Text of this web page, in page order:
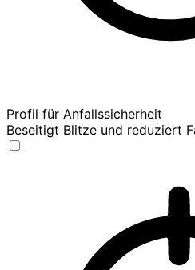
Profil für Anfallssicherheit
Beseitigt Blitze und reduziert